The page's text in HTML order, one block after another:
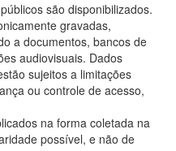
são disponibilizados.
gravadas,
a documentos, bancos de
audiovisuais. Dados
sujeitos a limitações
ou controle de acesso,
na forma coletada na
possível, e não de